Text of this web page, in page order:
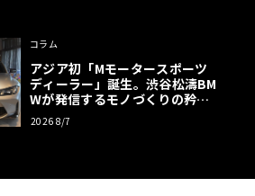
ての需要も満たす、新たなラグジュ
ことになるだろう。
グラムも充実している。パビリオン
動および電動化モデルのフリートに
コラム
アジア初「Mモータースポーツ
ディーラー」誕生。渋谷松濤BM
Wが発信するモノづくりの矜持
【木下隆之コラム】
2026 8/7